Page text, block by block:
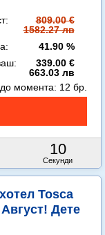
809.00 €
1582.27 лв
41.90 %
339.00 €
663.03 лв
8
Секунди
момента: 12 бр.
Tosca
Дете